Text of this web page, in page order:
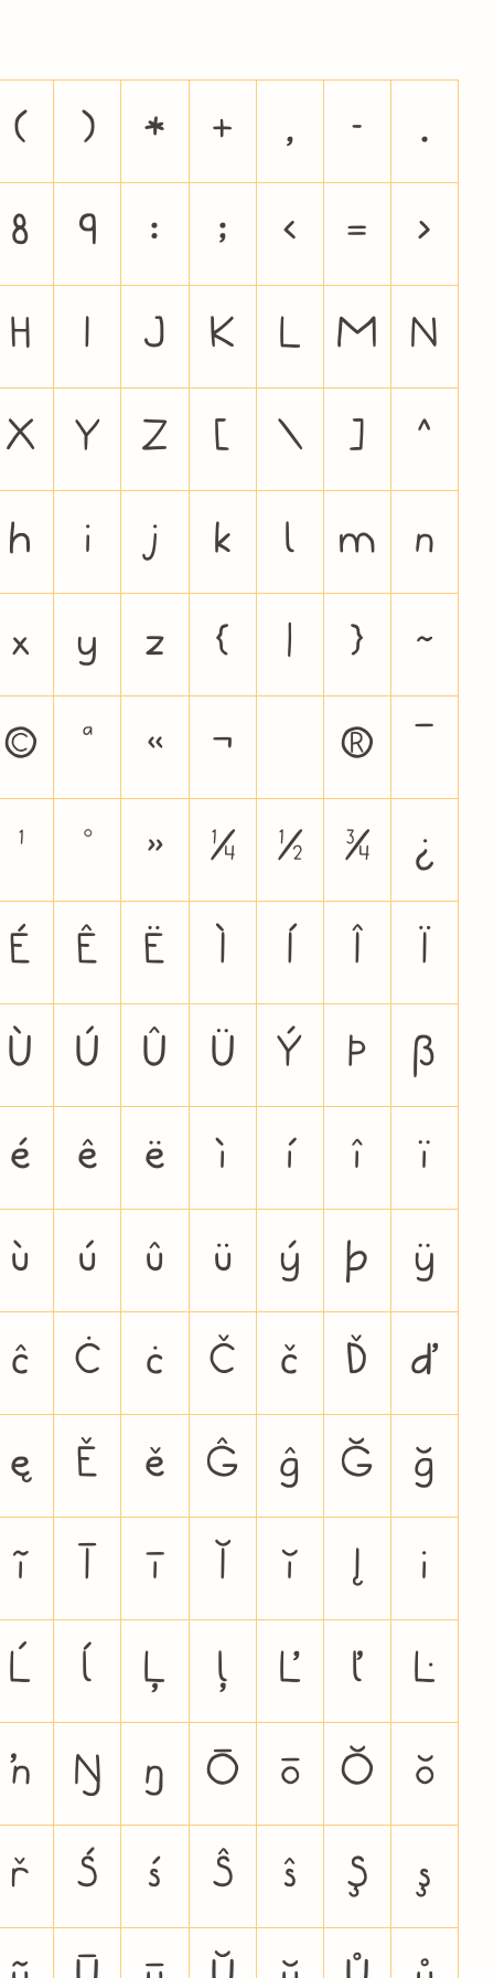
( ) * + , - .
8 9 : ; < = >
H I J K L M N
X Y Z [ \ ] ^
h i j k l m n
x y z { | } ~
© ª « ¬ ®
¹ º » ¼ ½ ¾ ¿
É Ê Ë Ì Í Î Ï
Ù Ú Û Ü Ý Þ ß
é ê ë ì í î ï
ù ú û ü ý þ ÿ
ĉ Ċ ċ Č č Ď ď
ę Ě ě Ĝ ĝ Ğ ğ
ĩ Ī ī Ĭ ĭ Į į
Ĺ ĺ Ļ ļ Ľ ľ Ŀ
ŉ Ŋ ŋ Ō ō Ŏ ŏ
ř Ś ś Ŝ ŝ Ş ş